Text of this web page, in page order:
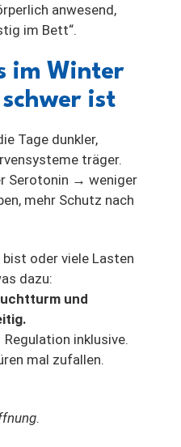
anwesend,
im Bett“.
im Winter
ist
Tage dunkler,
träger.
Serotonin → weniger
mehr Schutz nach
oder viele Lasten
dazu:
und
inklusive.
mal zufallen.
.